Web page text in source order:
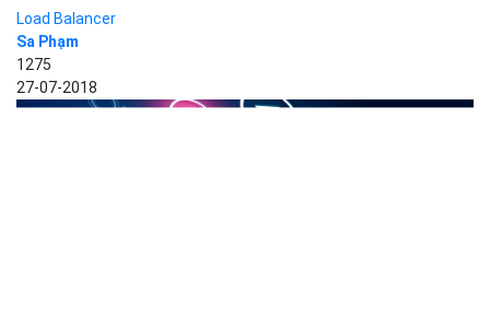
Load Balancer
Sa Phạm
1275
27-07-2018